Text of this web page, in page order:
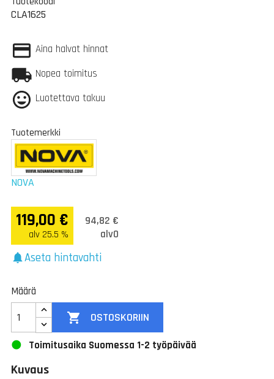
CLA1625
Aina halvat hinnat
Nopea toimitus
Luotettava takuu
Tuotemerkki
NOVA
119,00 €
alv 25.5 %
94,82 €
alv0
notificationsAseta hintavahti
Määrä
 OSTOSKORIIN
Toimitusaika Suomessa 1-2 työpäivää
Kuvaus